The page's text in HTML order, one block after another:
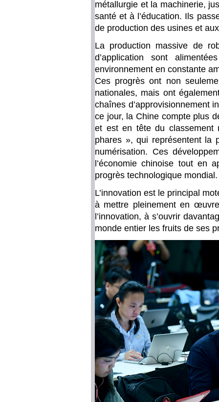
métallurgie et la machinerie,
santé et à l’éducation. Ils
de production des usines et
La production massive de
d’application sont
environnement en constante
Ces progrès ont non
nationales, mais ont
chaînes d’approvisionnement
ce jour, la Chine compte plus
et est en tête du
phares », qui représentent la
numérisation. Ces
l’économie chinoise tout en
progrès technologique mondial.
L’innovation est le principal
à mettre pleinement en
l’innovation, à s’ouvrir
monde entier les fruits de ses